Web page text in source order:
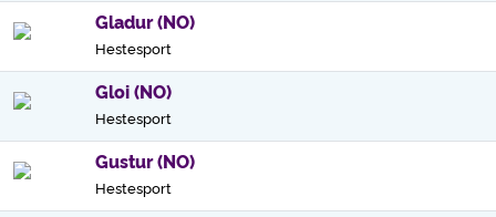
Gladur (NO)
Hestesport
Gloi (NO)
Hestesport
Gustur (NO)
Hestesport